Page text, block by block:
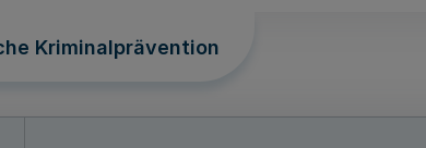
Kriminalprävention